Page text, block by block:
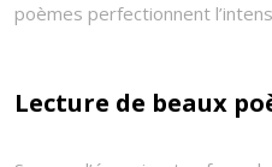
poèmes perfectionnent
Lecture de beaux